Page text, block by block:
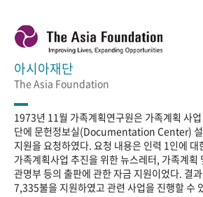
아시아재단
The Asia Foundation
1973년 11월 가족계획연구원은 가족계획 사
단에 문헌정보실(Documentation Center) 설
지원을 요청하였다. 요청 내용은 인력 1인에 대
가족계획사업 추진을 위한 뉴스레터, 가족계획
관명부 등의 출판에 관한 자금 지원이었다. 결
7,335불을 지원하였고 관련 사업을 진행할 수